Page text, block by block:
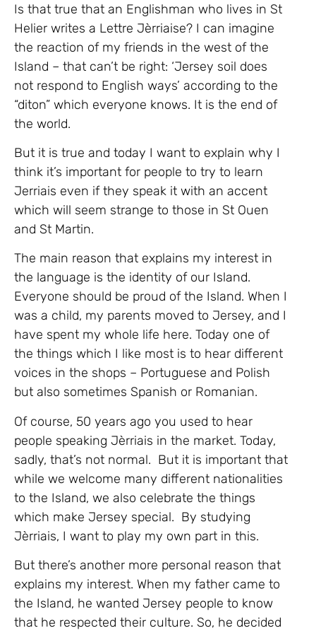
Is that true that an Englishman who lives in St
Helier writes a Lettre Jèrriaise? I can imagine
the reaction of my friends in the west of the
Island – that can’t be right: ‘Jersey soil does
not respond to English ways’ according to the
“diton” which everyone knows. It is the end of
the world.
But it is true and today I want to explain why I
think it’s important for people to try to learn
Jerriais even if they speak it with an accent
which will seem strange to those in St Ouen
and St Martin.
The main reason that explains my interest in
the language is the identity of our Island.
Everyone should be proud of the Island. When I
was a child, my parents moved to Jersey, and I
have spent my whole life here. Today one of
the things which I like most is to hear different
voices in the shops – Portuguese and Polish
but also sometimes Spanish or Romanian.
Of course, 50 years ago you used to hear
people speaking Jèrriais in the market. Today,
sadly, that’s not normal. But it is important that
while we welcome many different nationalities
to the Island, we also celebrate the things
which make Jersey special. By studying
Jèrriais, I want to play my own part in this.
But there’s another more personal reason that
explains my interest. When my father came to
the Island, he wanted Jersey people to know
that he respected their culture. So, he decided